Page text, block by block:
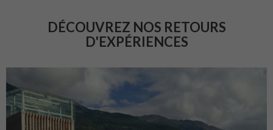
DÉCOUVREZ NOS RETOURS
D'EXPÉRIENCES